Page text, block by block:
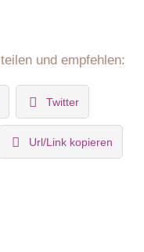
teilen und empfehlen:
Twitter
Url/Link kopieren